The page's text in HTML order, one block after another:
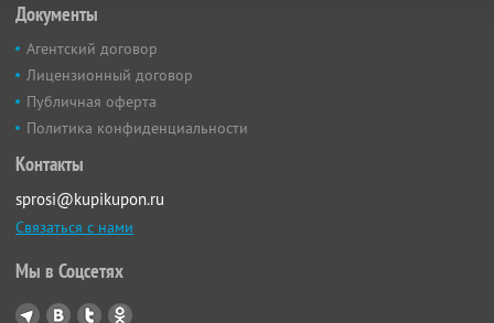
Документы
Агентский договор
Лицензионный договор
Публичная оферта
Политика конфиденциальности
Контакты
sprosi@kupikupon.ru
Связаться с нами
Мы в Соцсетях